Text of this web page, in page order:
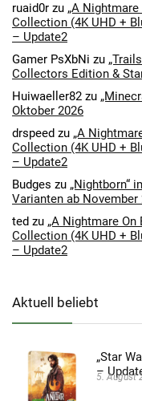
ruaid0r zu „A
Collection (4K UHD +
– Update2
Gamer PsXbNi zu
Collectors Edition &
Huiwaeller82 zu
Oktober 2026
drspeed zu „A
Collection (4K UHD +
– Update2
Budges zu „Nightborn“
Varianten ab November
ted zu „A Nightmare
Collection (4K UHD +
– Update2
Aktuell beliebt
„Star
–
5. August